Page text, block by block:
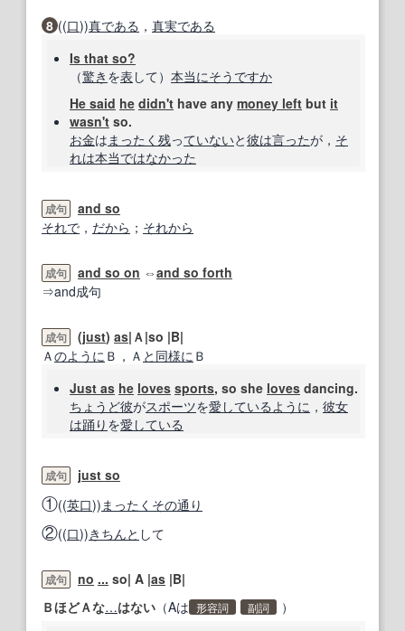
8 ((口))真である ， 真実である
Is that so?
（驚き を表 して） 本当にそうですか
He said he didn't have any money left but it
wasn't so.
お金は まったく 残っていないと彼は言ったが， そ
れは本当ではなかった
成句
and so
それで ， だから ； それから
成句 and so on ⇔and so forth
⇒and成句
成句 (just) as|Ａ|so |B|
Ａのように Ｂ，Ａ と同様に Ｂ
Just as he loves sports, so she loves dancing.
ちょうど彼がスポーツを愛している ように ， 彼女
は踊り を愛している
成句 just so
①((英口)) まったく その通り
②((口))きちんと して
成句 no ... so| A |as |B|
ＢほどＡな…はない （Aは 形容詞 副詞 ）